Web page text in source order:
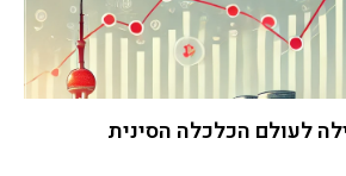
לעולם הכלכלה הסינית